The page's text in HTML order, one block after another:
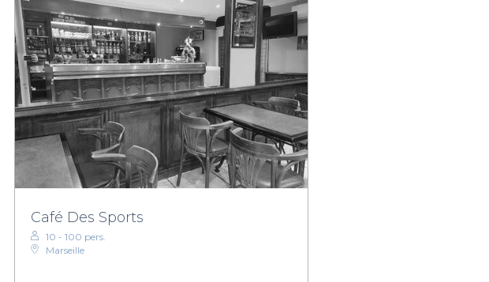
Café Des Sports
10 - 100 pers.
Marseille